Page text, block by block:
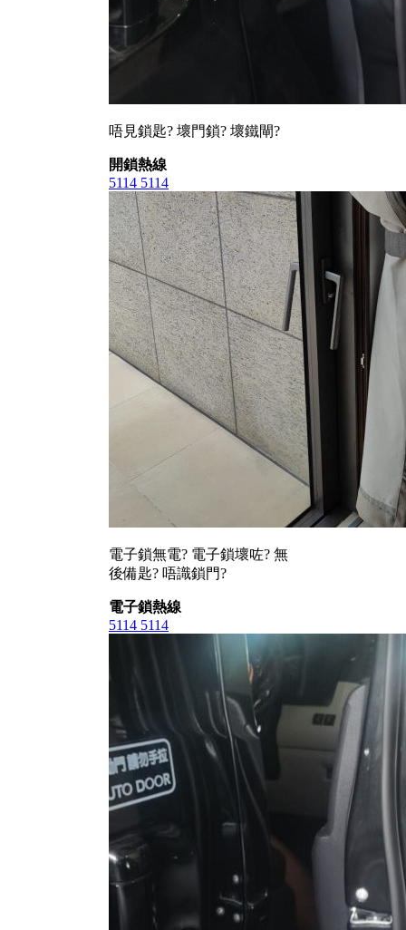
唔見鎖匙? 壞門鎖? 壞鐵閘?
開鎖熱線
5114 5114
電子鎖無電? 電子鎖壞咗? 無
後備匙? 唔識鎖門?
電子鎖熱線
5114 5114